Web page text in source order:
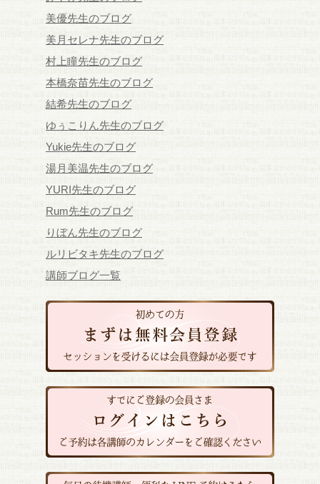
美優先生のブログ
美月セレナ先生のブログ
村上瞳先生のブログ
本橋奈苗先生のブログ
結希先生のブログ
ゆぅこりん先生のブログ
Yukie先生のブログ
湯月美温先生のブログ
YURI先生のブログ
Rum先生のブログ
りぼん先生のブログ
ルリビタキ先生のブログ
講師ブログ一覧